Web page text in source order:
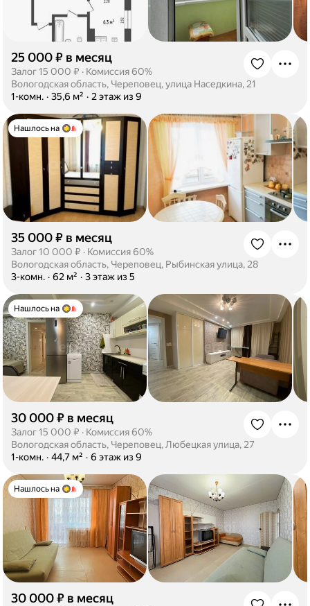
25 000 ₽ в месяц
Залог 15 000 ₽ · Комиссия 60%
Вологодская область, Череповец, улица Наседкина, 21
1-комн. · 35,6 м² · 2 этаж из 9
Нашлось на
35 000 ₽ в месяц
Залог 10 000 ₽ · Комиссия 60%
Вологодская область, Череповец, Рыбинская улица, 28
3-комн. · 62 м² · 3 этаж из 5
Нашлось на
30 000 ₽ в месяц
Залог 15 000 ₽ · Комиссия 60%
Вологодская область, Череповец, Любецкая улица, 27
1-комн. · 44,7 м² · 6 этаж из 9
Нашлось на
30 000 ₽ в месяц